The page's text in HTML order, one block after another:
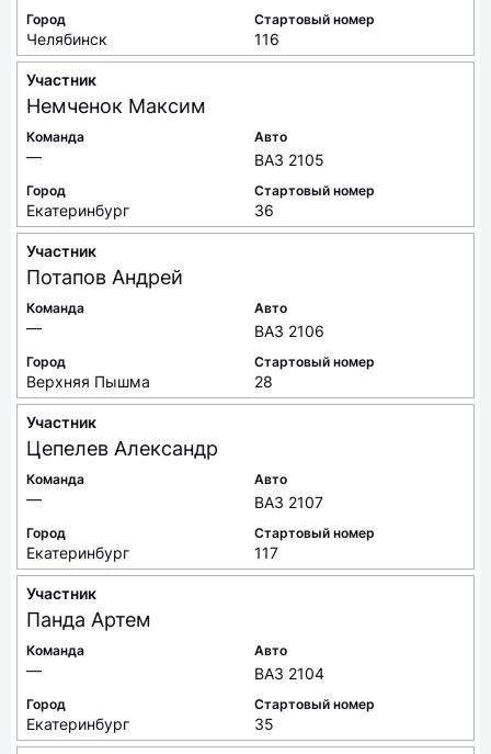
Город
Челябинск
Стартовый номер
116
Участник
Немченок Максим
Команда
—
Авто
ВАЗ 2105
Город
Екатеринбург
Стартовый номер
36
Участник
Потапов Андрей
Команда
—
Авто
ВАЗ 2106
Город
Верхняя Пышма
Стартовый номер
28
Участник
Цепелев Александр
Команда
—
Авто
ВАЗ 2107
Город
Екатеринбург
Стартовый номер
117
Участник
Панда Артем
Команда
—
Авто
ВАЗ 2104
Город
Екатеринбург
Стартовый номер
35